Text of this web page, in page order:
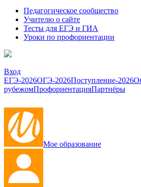
Педагогическое сообщество
Учителю о сайте
Тесты для ЕГЭ и ГИА
Уроки по профориентации
Вход
ЕГЭ-2026ОГЭ-2026Поступление-2026
рубежомПрофориентацияПартнёры
Мое образование